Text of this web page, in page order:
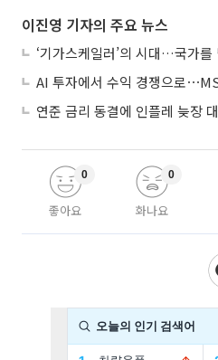
이진영 기자의 주요 뉴스
‘기가스케일러’의 시대…국가
좋아요
0
화나요
0